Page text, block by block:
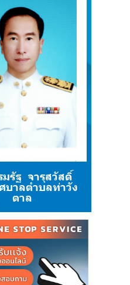
มรัฐ จารุสวัสดิ์
บาลตำบลท่าวัง
ตาล